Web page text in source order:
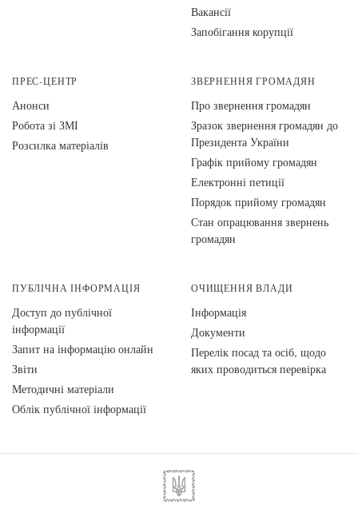
Вакансії
Запобігання корупції
ПРЕС-ЦЕНТР
Анонси
Робота зі ЗМІ
Розсилка матеріалів
ЗВЕРНЕННЯ ГРОМАДЯН
Про звернення громадян
Зразок звернення громадян до
Президента України
Графік прийому громадян
Електронні петиції
Порядок прийому громадян
Стан опрацювання звернень
громадян
ПУБЛІЧНА ІНФОРМАЦІЯ
Доступ до публічної
інформації
Запит на інформацію онлайн
Звіти
Методичні матеріали
Облік публічної інформації
ОЧИЩЕННЯ ВЛАДИ
Інформація
Документи
Перелік посад та осіб, щодо
яких проводиться перевірка